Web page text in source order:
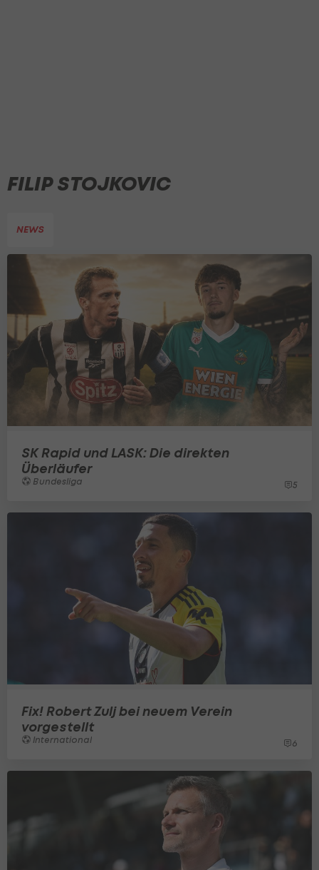
FILIP STOJKOVIC
NEWS
SK Rapid und LASK: Die direkten
Überläufer
Bundesliga 5
Fix! Robert Zulj bei neuem Verein
vorgestellt
International 6